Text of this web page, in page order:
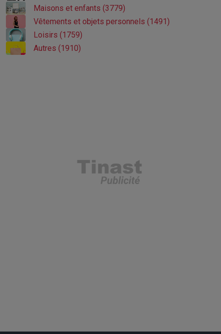
Maisons et enfants (3779)
Vêtements et objets personnels (1491)
Loisirs (1759)
Autres (1910)